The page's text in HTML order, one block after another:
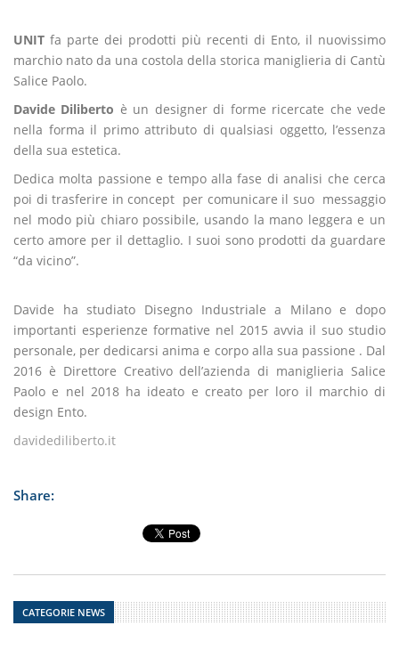
UNIT fa parte dei prodotti più recenti di Ento, il nuovissimo
marchio nato da una costola della storica maniglieria di Cantù
Salice Paolo.
Davide Diliberto è un designer di forme ricercate che vede
nella forma il primo attributo di qualsiasi oggetto, l’essenza
della sua estetica.
Dedica molta passione e tempo alla fase di analisi che cerca
poi di trasferire in concept per comunicare il suo messaggio
nel modo più chiaro possibile, usando la mano leggera e un
certo amore per il dettaglio. I suoi sono prodotti da guardare
“da vicino”.
Davide ha studiato Disegno Industriale a Milano e dopo
importanti esperienze formative nel 2015 avvia il suo studio
personale, per dedicarsi anima e corpo alla sua passione . Dal
2016 è Direttore Creativo dell’azienda di maniglieria Salice
Paolo e nel 2018 ha ideato e creato per loro il marchio di
design Ento.
davidediliberto.it
Share:
CATEGORIE NEWS